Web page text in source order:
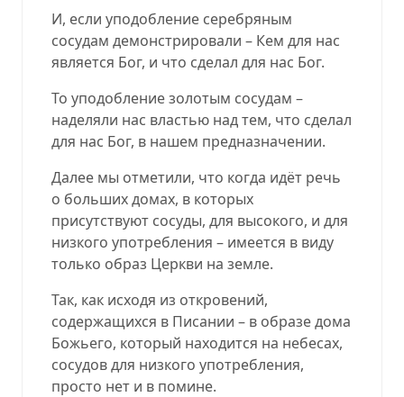
И, если уподобление серебряным
сосудам демонстрировали – Кем для нас
является Бог, и что сделал для нас Бог.
То уподобление золотым сосудам –
наделяли нас властью над тем, что сделал
для нас Бог, в нашем предназначении.
Далее мы отметили, что когда идёт речь
о больших домах, в которых
присутствуют сосуды, для высокого, и для
низкого употребления – имеется в виду
только образ Церкви на земле.
Так, как исходя из откровений,
содержащихся в Писании – в образе дома
Божьего, который находится на небесах,
сосудов для низкого употребления,
просто нет и в помине.